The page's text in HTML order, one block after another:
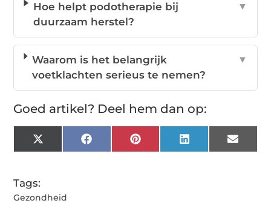
Hoe helpt podotherapie bij
duurzaam herstel?
▼
Waarom is het belangrijk
voetklachten serieus te nemen?
▼
Goed artikel? Deel hem dan op:
X
(Twitter)
FacebookPinterest LinkedIn Email
Tags:
Gezondheid